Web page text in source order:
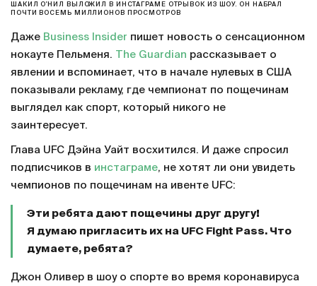
ШАКИЛ О'НИЛ ВЫЛОЖИЛ В ИНСТАГРАМЕ ОТРЫВОК ИЗ ШОУ. ОН НАБРАЛ
ПОЧТИ ВОСЕМЬ МИЛЛИОНОВ ПРОСМОТРОВ
Даже Business Insider пишет новость о сенсационном
нокауте Пельменя. The Guardian рассказывает о
явлении и вспоминает, что в начале нулевых в США
показывали рекламу, где чемпионат по пощечинам
выглядел как спорт, который никого не
заинтересует.
Глава UFC Дэйна Уайт восхитился. И даже спросил
подписчиков в инстаграме, не хотят ли они увидеть
чемпионов по пощечинам на ивенте UFC:
Эти ребята дают пощечины друг другу!
Я думаю пригласить их на UFC Fight Pass. Что
думаете, ребята?
Джон Оливер в шоу о спорте во время коронавируса